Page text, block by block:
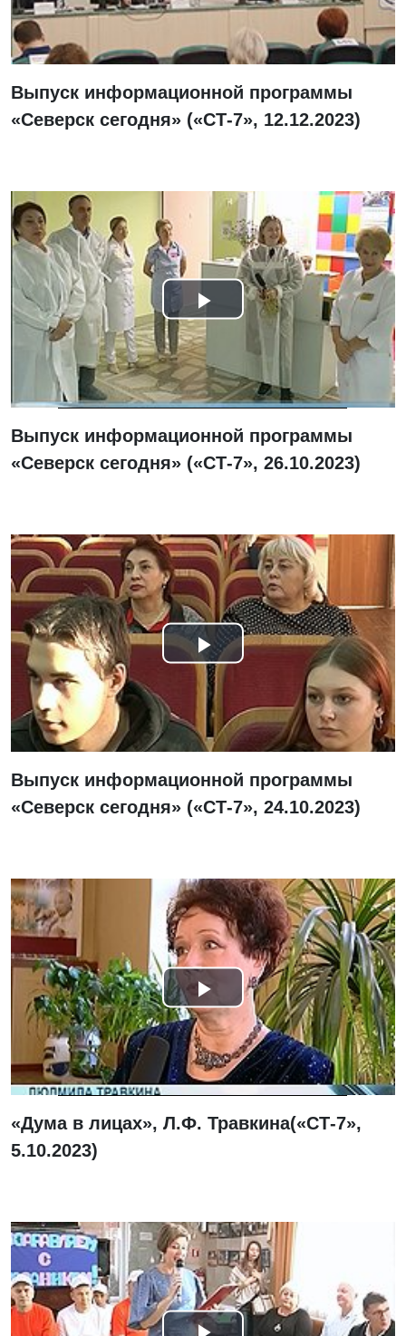
видео
Выпуск информационной программы
«Северск сегодня» («СТ-7», 12.12.2023)
Смотреть
видео
Выпуск информационной программы
«Северск сегодня» («СТ-7», 26.10.2023)
Смотреть
видео
Выпуск информационной программы
«Северск сегодня» («СТ-7», 24.10.2023)
Смотреть
видео
«Дума в лицах», Л.Ф. Травкина(«СТ-7»,
5.10.2023)